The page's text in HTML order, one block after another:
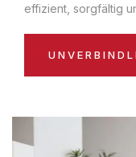
effizient, sorgfältig